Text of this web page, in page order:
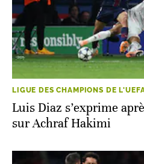
LIGUE DES CHAMPIONS DE
Luis Diaz s’exprime
sur Achraf Hakimi